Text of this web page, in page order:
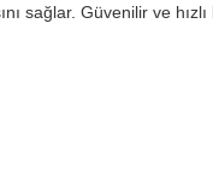
sağlar. Güvenilir ve